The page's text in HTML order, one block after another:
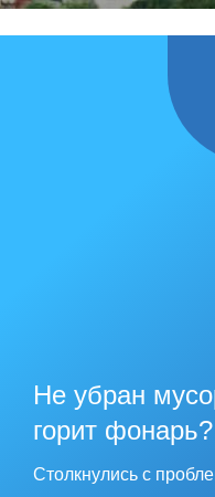
Не убран
горит фонарь?
Столкнулись с